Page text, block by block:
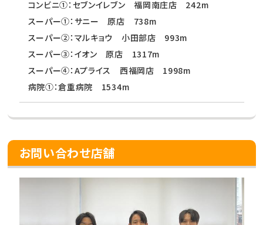
コンビニ①：セブンイレブン 福岡南庄店 242m
スーパー①：サニー 原店 738m
スーパー②：マルキョウ 小田部店 993m
スーパー③：イオン 原店 1317m
スーパー④：Aプライス 西福岡店 1998m
病院①：倉重病院 1534m
お問い合わせ店舗